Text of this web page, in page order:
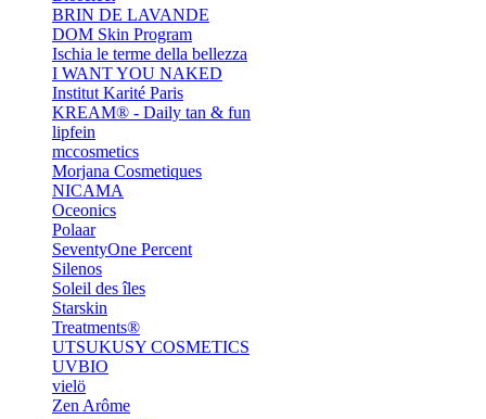
BRIN DE LAVANDE
DOM Skin Program
Ischia le terme della bellezza
I WANT YOU NAKED
Institut Karité Paris
KREAM® - Daily tan & fun
lipfein
mccosmetics
Morjana Cosmetiques
NICAMA
Oceonics
Polaar
SeventyOne Percent
Silenos
Soleil des îles
Starskin
Treatments®
UTSUKUSY COSMETICS
UVBIO
vielö
Zen Arôme